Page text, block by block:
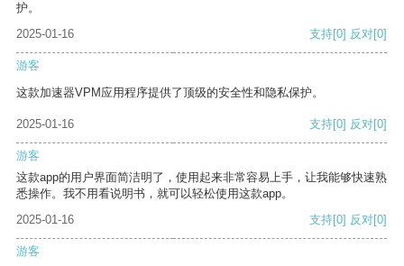
护。
2025-01-16
支持[0] 反对[0]
游客
这款加速器VPM应用程序提供了顶级的安全性和隐私保护。
2025-01-16 支持[0] 反对[0]
游客
这款app的用户界面简洁明了，使用起来非常容易上手，让我能够快速熟
悉操作。我不用看说明书，就可以轻松使用这款app。
2025-01-16
支持[0] 反对[0]
游客